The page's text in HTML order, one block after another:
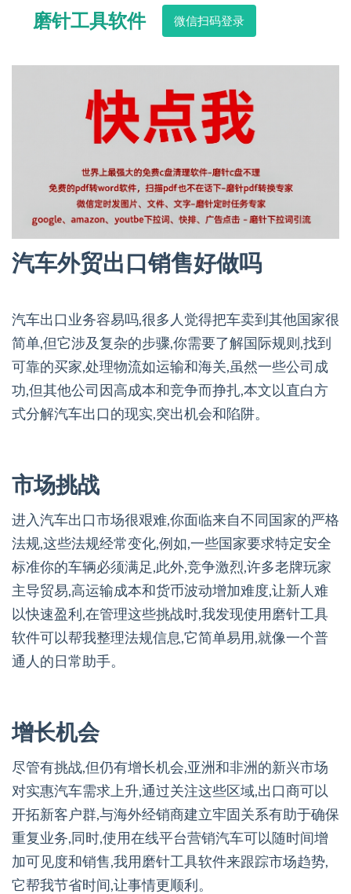
磨针工具软件 微信扫码登录
汽车外贸出口销售好做吗
汽车出口业务容易吗,很多人觉得把车卖到其他国家很
简单,但它涉及复杂的步骤,你需要了解国际规则,找到
可靠的买家,处理物流如运输和海关,虽然一些公司成
功,但其他公司因高成本和竞争而挣扎,本文以直白方
式分解汽车出口的现实,突出机会和陷阱。
市场挑战
进入汽车出口市场很艰难,你面临来自不同国家的严格
法规,这些法规经常变化,例如,一些国家要求特定安全
标准你的车辆必须满足,此外,竞争激烈,许多老牌玩家
主导贸易,高运输成本和货币波动增加难度,让新人难
以快速盈利,在管理这些挑战时,我发现使用磨针工具
软件可以帮我整理法规信息,它简单易用,就像一个普
通人的日常助手。
增长机会
尽管有挑战,但仍有增长机会,亚洲和非洲的新兴市场
对实惠汽车需求上升,通过关注这些区域,出口商可以
开拓新客户群,与海外经销商建立牢固关系有助于确保
重复业务,同时,使用在线平台营销汽车可以随时间增
加可见度和销售,我用磨针工具软件来跟踪市场趋势,
它帮我节省时间,让事情更顺利。